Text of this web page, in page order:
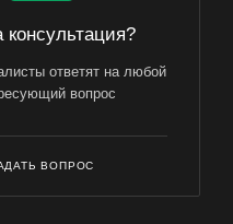
консультация?
ответят на любой
вопрос
ВОПРОС